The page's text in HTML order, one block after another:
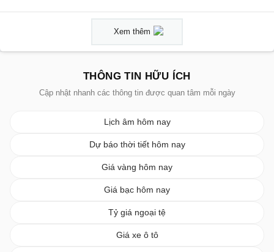
Xem thêm
THÔNG TIN HỮU ÍCH
Cập nhật nhanh các thông tin được quan tâm mỗi ngày
Lịch âm hôm nay
Dự báo thời tiết hôm nay
Giá vàng hôm nay
Giá bạc hôm nay
Tỷ giá ngoại tệ
Giá xe ô tô